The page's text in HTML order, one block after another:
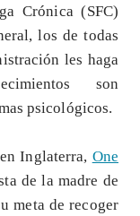
Crónica (SFC)
los de todas
les haga
son
psicológicos.
Inglaterra, One
de la madre de
meta de recoger